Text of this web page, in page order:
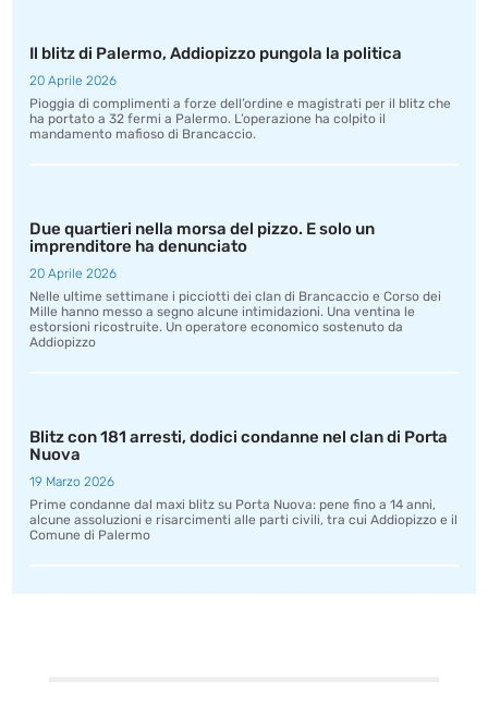
Il blitz di Palermo, Addiopizzo pungola la politica
20 Aprile 2026
Pioggia di complimenti a forze dell’ordine e magistrati per il blitz che
ha portato a 32 fermi a Palermo. L’operazione ha colpito il
mandamento mafioso di Brancaccio.
Due quartieri nella morsa del pizzo. E solo un
imprenditore ha denunciato
20 Aprile 2026
Nelle ultime settimane i picciotti dei clan di Brancaccio e Corso dei
Mille hanno messo a segno alcune intimidazioni. Una ventina le
estorsioni ricostruite. Un operatore economico sostenuto da
Addiopizzo
Blitz con 181 arresti, dodici condanne nel clan di Porta
Nuova
19 Marzo 2026
Prime condanne dal maxi blitz su Porta Nuova: pene fino a 14 anni,
alcune assoluzioni e risarcimenti alle parti civili, tra cui Addiopizzo e il
Comune di Palermo